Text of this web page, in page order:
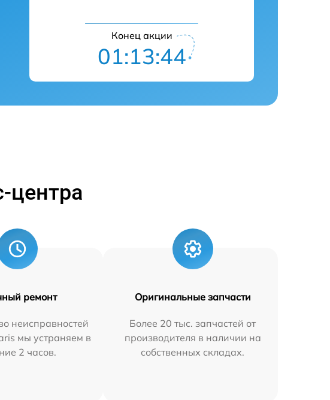
Конец акции
01:13:43
центра
ремонт
неисправностей
мы устраняем в
2 часов.
Оригинальные запчасти
Более 20 тыс. запчастей от
производителя в наличии на
собственных складах.